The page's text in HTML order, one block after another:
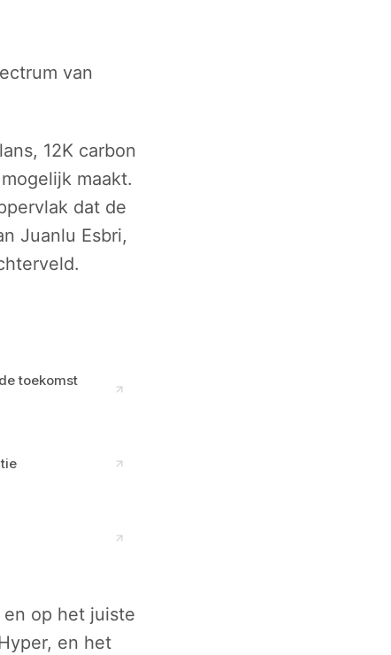
van
12K carbon
maakt.
dat de
Juanlu Esbri,
toekomst
op het juiste
en het